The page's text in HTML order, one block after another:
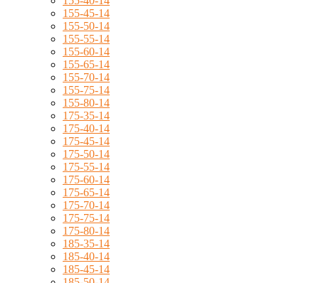
155-45-14
155-50-14
155-55-14
155-60-14
155-65-14
155-70-14
155-75-14
155-80-14
175-35-14
175-40-14
175-45-14
175-50-14
175-55-14
175-60-14
175-65-14
175-70-14
175-75-14
175-80-14
185-35-14
185-40-14
185-45-14